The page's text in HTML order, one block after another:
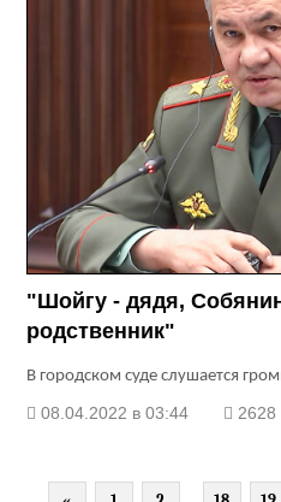
"Шойгу - дядя,
родственник"
В городском суде слушается
08.04.2022 в 03:44 2628